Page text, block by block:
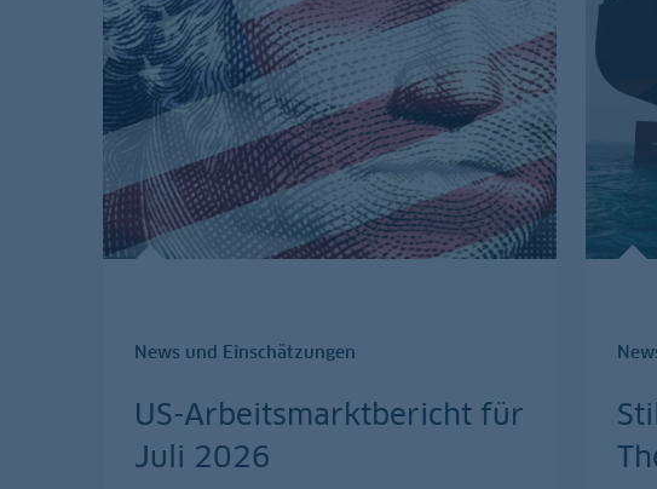
News und Einschätzungen
US-Arbeitsmarktbericht für
Juli 2026